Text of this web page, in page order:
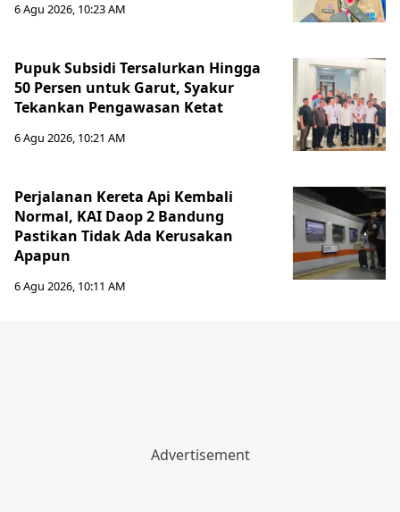
6 Agu 2026, 10:23 AM
Pupuk Subsidi Tersalurkan Hingga
50 Persen untuk Garut, Syakur
Tekankan Pengawasan Ketat
6 Agu 2026, 10:21 AM
Perjalanan Kereta Api Kembali
Normal, KAI Daop 2 Bandung
Pastikan Tidak Ada Kerusakan
Apapun
6 Agu 2026, 10:11 AM